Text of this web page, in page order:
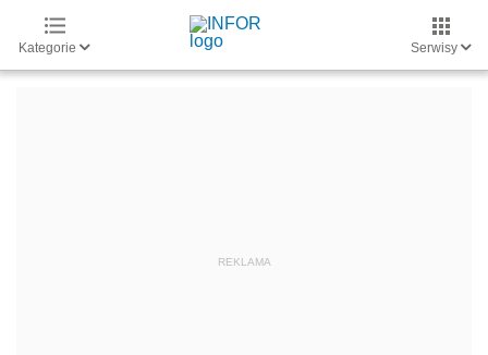
Kategorie Serwisy